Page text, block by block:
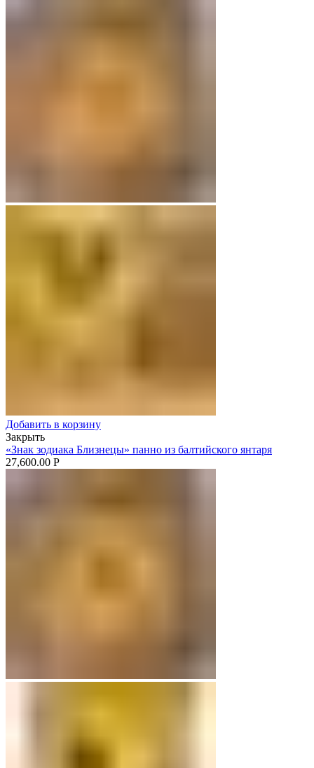
Добавить в корзину
Закрыть
«Знак зодиака Близнецы» панно из балтийского янтаря
27,600.00 Р